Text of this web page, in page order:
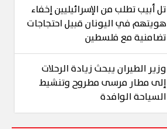
تل أبيب تطلب من الإسرائيليين إخفاء
هويتهم في اليونان قبيل احتجاجات
تضامنية مع فلسطين
وزير الطيران يبحث زيادة الرحلات
إلى مطار مرسى مطروح وتنشيط
السياحة الوافدة